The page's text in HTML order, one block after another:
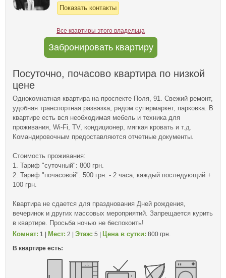
Показать контакты
Все квартиры этого владельца
Забронировать квартиру
Посуточно, почасово квартира по низкой
цене
Однокомнатная квартира на проспекте Поля, 91. Свежий ремонт,
удобная транспортная развязка, рядом супермаркет, парковка. В
квартире есть вся необходимая мебель и техника для
проживания, Wi-Fi, TV, кондиционер, мягкая кровать и т.д.
Командировочным предоставляются отчетные документы.
Стоимость проживания:
1. Тариф "суточный": 800 грн.
2. Тариф "почасовой": 500 грн. - 2 часа, каждый последующий +
100 грн.
Квартира не сдается для празднования Дней рождения,
вечеринок и других массовых мероприятий. Запрещается курить
в квартире. Просьба ночью не беспокоить!
Комнат: 1 | Мест: 2 | Этаж: 5 | Цена в сутки: 800 грн.
В квартире есть: